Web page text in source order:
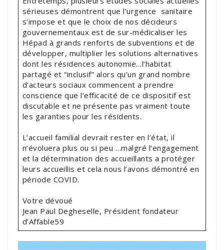
sérieuses démontrent que l’urgence sanitaire
s’impose et que le choix de nos décideurs
gouvernementaux est de sur-médicaliser les
Hépad à grands renforts de subventions et de
développer, multiplier les solutions alternatives
dont les résidences autonomie…l’habitat
partagé et “inclusif” alors qu’un grand nombre
d’acteurs sociaux commencent a prendre
conscience que l’efficacité de ce dispositif est
discutable et ne présente pas vraiment toute
les garanties pour les résidents.
L’accueil familial devrait rester en l’état, il
n’évoluera plus ou si peu …malgré l’engagement
et la détermination des accueillants a protéger
leurs accueillis et cela nous l’avons démontré en
période COVID.
Votre dévoué
Jean Paul Degheselle, Président fondateur
d’Affable59